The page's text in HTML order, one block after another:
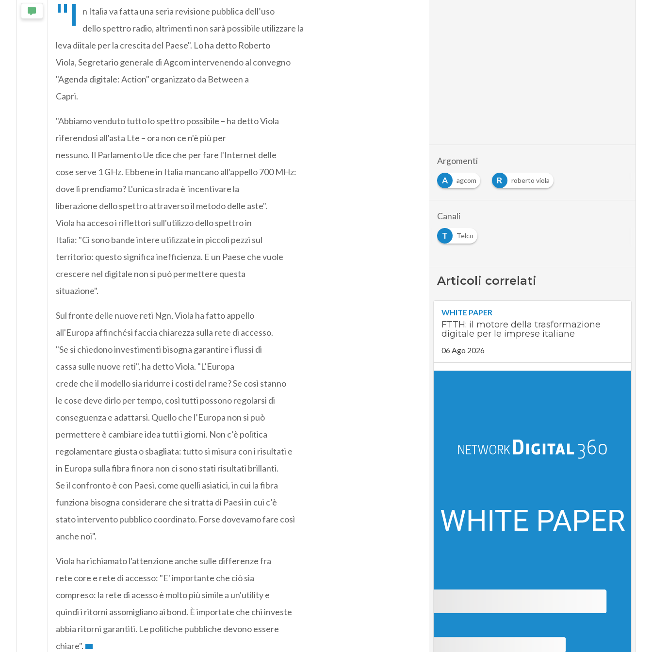
"I
n Italia va fatta una seria revisione pubblica dell’uso
dello spettro radio, altrimenti non sarà possibile utilizzare la
leva diitale per la crescita del Paese". Lo ha detto Roberto
Viola, Segretario generale di Agcom intervenendo al convegno
"Agenda digitale: Action" organizzato da Between a
Capri.
"Abbiamo venduto tutto lo spettro possibile – ha detto Viola
riferendosi all'asta Lte – ora non ce n'è più per
nessuno. Il Parlamento Ue dice che per fare l'Internet delle
cose serve 1 GHz. Ebbene in Italia mancano all'appello 700 MHz:
dove li prendiamo? L'unica strada è incentivare la
liberazione dello spettro attraverso il metodo delle aste".
Viola ha acceso i riflettori sull'utilizzo dello spettro in
Italia: "Ci sono bande intere utilizzate in piccoli pezzi sul
territorio: questo significa inefficienza. E un Paese che vuole
crescere nel digitale non si può permettere questa
situazione".
Sul fronte delle nuove reti Ngn, Viola ha fatto appello
all'Europa affinchési faccia chiarezza sulla rete di accesso.
"Se si chiedono investimenti bisogna garantire i flussi di
cassa sulle nuove reti", ha detto Viola. "L’Europa
crede che il modello sia ridurre i costi del rame? Se così stanno
le cose deve dirlo per tempo, così tutti possono regolarsi di
conseguenza e adattarsi. Quello che l’Europa non si può
permettere è cambiare idea tutti i giorni. Non c’è politica
regolamentare giusta o sbagliata: tutto si misura con i risultati e
in Europa sulla fibra finora non ci sono stati risultati brillanti.
Se il confronto è con Paesi, come quelli asiatici, in cui la fibra
funziona bisogna considerare che si tratta di Paesi in cui c’è
stato intervento pubblico coordinato. Forse dovevamo fare così
anche noi".
Viola ha richiamato l'attenzione anche sulle differenze fra
rete core e rete di accesso: "E' importante che ciò sia
compreso: la rete di acesso è molto più simile a un'utility e
quindi i ritorni assomigliano ai bond. È importate che chi investe
abbia ritorni garantiti. Le politiche pubbliche devono essere
chiare".
Argomenti
A
agcom R roberto viola
Canali
T
Telco
Articoli correlati
WHITE PAPER
FTTH: il motore della trasformazione
digitale per le imprese italiane
06 Ago 2026